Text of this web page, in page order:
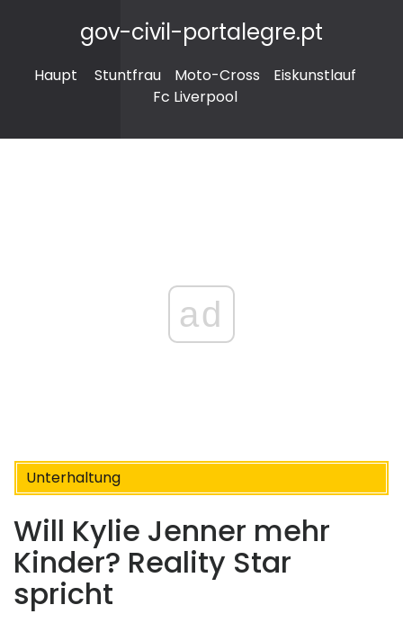
gov-civil-portalegre.pt
Haupt Stuntfrau Moto-Cross
Eiskunstlauf
Fc Liverpool
ad
Unterhaltung
Will Kylie Jenner mehr
Kinder? Reality Star
spricht